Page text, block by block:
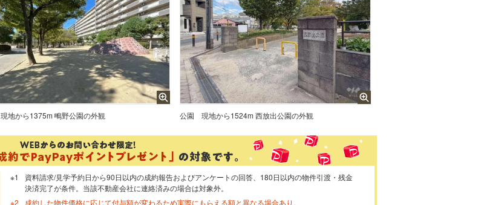
現地から1375m 鴫野公園の外観 公園 現地から1524m 西放出公園の外観
資料請求/見学予約日から90日以内の成約報告およびアンケートの回答、180日以内の物件引渡・残金
決済完了が条件。当該不動産会社に連絡済みの場合は対象外。
成約した物件価格に応じて付与額が変わるため実際にもらえる額と異なる場合あり。